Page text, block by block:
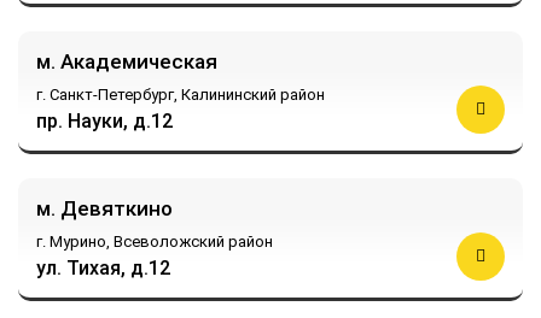
м. Академическая
г. Санкт-Петербург, Калининский район
пр. Науки, д.12
м. Девяткино
г. Мурино, Всеволожский район
ул. Тихая, д.12